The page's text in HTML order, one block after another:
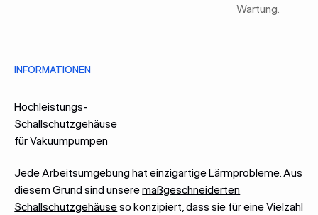
Wartung.
INFORMATIONEN
Hochleistungs-
Schallschutzgehäuse
für Vakuumpumpen
Jede Arbeitsumgebung hat einzigartige Lärmprobleme. Aus
diesem Grund sind unseremaßgeschneiderten
Schallschutzgehäuseso konzipiert, dass sie für eine Vielzahl